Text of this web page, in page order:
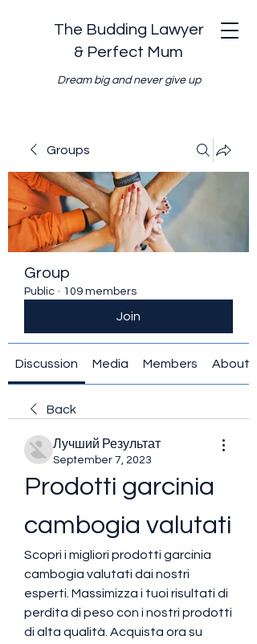
The Budding Lawyer
& Perfect Mum
Dream big and never give up
Groups
Group
Public · 109 members
Join
Discussion Media Members About
Back
Лучший Результат
September 7, 2023
Prodotti garcinia
cambogia valutati
Scopri i migliori prodotti garcinia
cambogia valutati dai nostri
esperti. Massimizza i tuoi risultati di
perdita di peso con i nostri prodotti
di alta qualità. Acquista ora su